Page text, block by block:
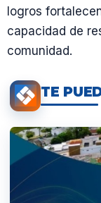
logros
capacidad de
comunidad.
TE